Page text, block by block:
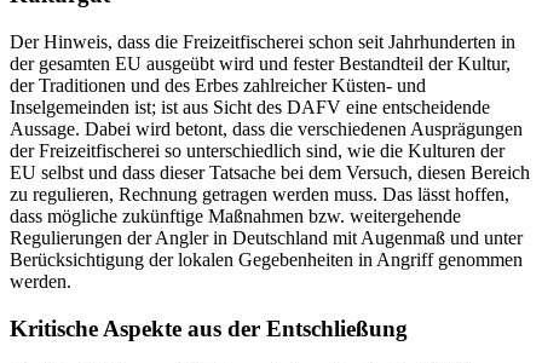
Der Hinweis, dass die Freizeitfischerei schon seit Jahrhunderten in
der gesamten EU ausgeübt wird und fester Bestandteil der Kultur,
der Traditionen und des Erbes zahlreicher Küsten- und
Inselgemeinden ist; ist aus Sicht des DAFV eine entscheidende
Aussage. Dabei wird betont, dass die verschiedenen Ausprägungen
der Freizeitfischerei so unterschiedlich sind, wie die Kulturen der
EU selbst und dass dieser Tatsache bei dem Versuch, diesen Bereich
zu regulieren, Rechnung getragen werden muss. Das lässt hoffen,
dass mögliche zukünftige Maßnahmen bzw. weitergehende
Regulierungen der Angler in Deutschland mit Augenmaß und unter
Berücksichtigung der lokalen Gegebenheiten in Angriff genommen
werden.
Kritische Aspekte aus der Entschließung